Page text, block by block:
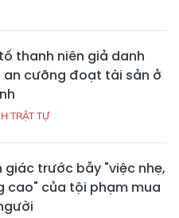
thanh niên giả danh
an cưỡng đoạt tài sản ở
TRẬT TỰ
giác trước bẫy "việc nhẹ,
cao" của tội phạm mua